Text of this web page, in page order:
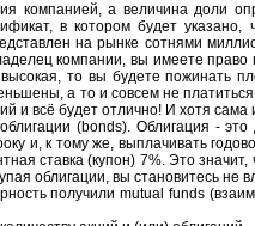
компанией, а величина доли
в котором будет
на рынке сотнями
компании, вы имеете
то вы будете пожинать
а то и совсем не
и всё будет отлично! И хотя
(bonds). Облигация -
и, к тому же, выплачивать
ставка (купон) 7%. Это
облигации, вы становитесь не
получили mutual funds